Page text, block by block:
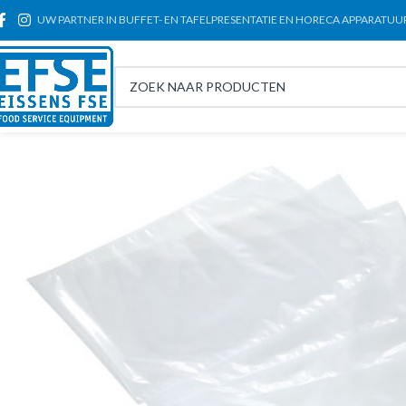
UW PARTNER IN BUFFET- EN TAFELPRESENTATIE EN HORECA